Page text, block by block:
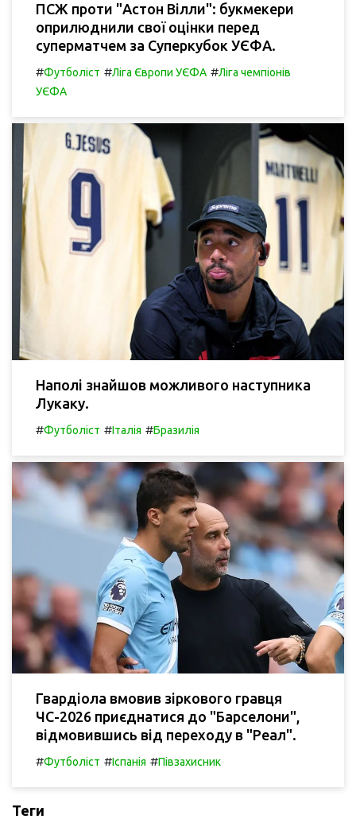
ПСЖ проти "Астон Вілли": букмекери
оприлюднили свої оцінки перед
суперматчем за Суперкубок УЄФА.
#Футболіст #Ліга Європи УЄФА #Ліга чемпіонів
УЄФА
Наполі знайшов можливого наступника
Лукаку.
#Футболіст #Італія #Бразилія
Гвардіола вмовив зіркового гравця
ЧС-2026 приєднатися до "Барселони",
відмовившись від переходу в "Реал".
#Футболіст #Іспанія #Півзахисник
Теги